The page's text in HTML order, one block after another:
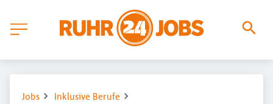
Jobs
Inklusive Berufe